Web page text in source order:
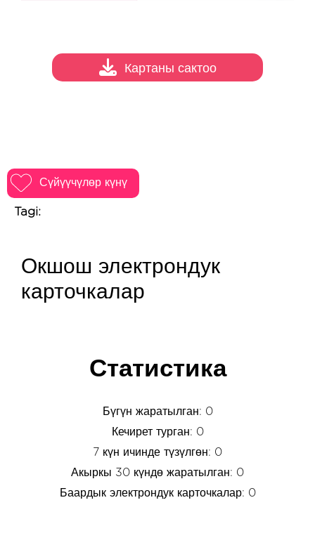
Сүйүүчүлөр күнү
Tagi:
Картаны сактоо
Окшош электрондук
карточкалар
Статистика
Бүгүн жаратылган: 0
Кечирет турган: 0
7 күн ичинде түзүлгөн: 0
Акыркы 30 күндө жаратылган: 0
Баардык электрондук карточкалар: 0